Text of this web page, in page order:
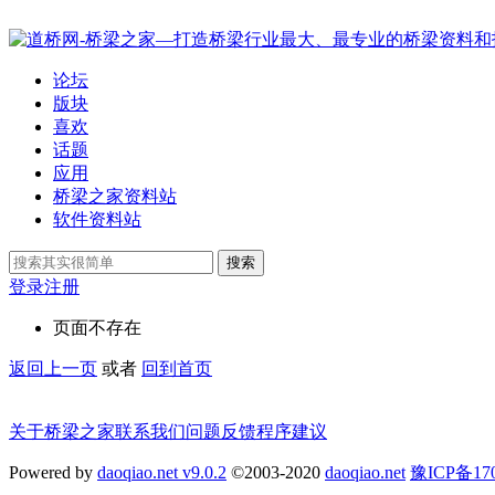
论坛
版块
喜欢
话题
应用
桥梁之家资料站
软件资料站
搜索
登录注册
页面不存在
返回上一页 或者 回到首页
关于桥梁之家联系我们问题反馈程序建议
Powered by daoqiao.net v9.0.2 ©2003-2020 daoqiao.net 豫ICP备